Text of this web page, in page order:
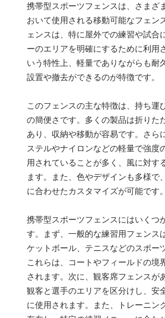
携帯型スポーツフェンスは、さまざ
おいて使用される移動可能なフェン
ェンスは、特に屋外での練習や試合
ーのエリアを明確にするために利用
いう特性上、軽量でありながらも耐
設置や撤去ができるのが特徴です。
このフェンスの主な特徴は、持ち運
の簡便さです。多くの製品は折りた
あり、収納や移動が容易です。さら
ステルやナイロンなどの軽量で強度
用されていることが多く、風に対す
ます。また、色やデザインも多様で
に合わせたカスタマイズが可能です。
携帯型スポーツフェンスにはいくつ
す。まず、一般的な練習用フェンス
ケットボール、テニスなどのスポー
これらは、コートやフィールドの境
されます。次に、観客席フェンスが
観客と選手のエリアを区分けし、安
に使用されます。また、トレーニン